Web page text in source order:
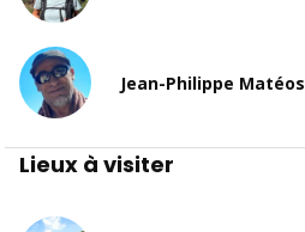
Jean-Philippe Matéos
Lieux à visiter